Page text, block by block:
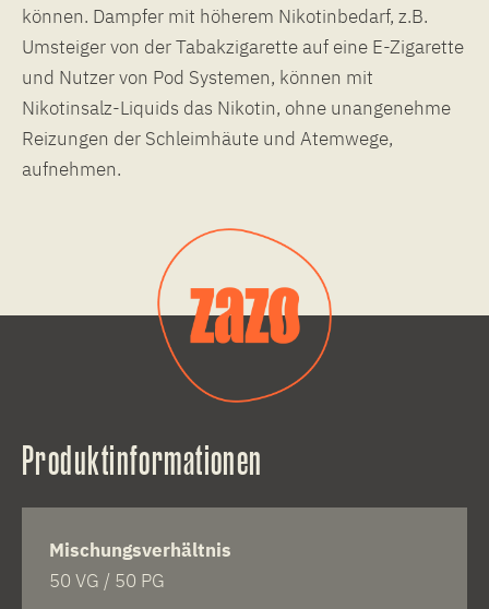
können. Dampfer mit höherem Nikotinbedarf, z.B.
Umsteiger von der Tabakzigarette auf eine E-Zigarette
und Nutzer von Pod Systemen, können mit
Nikotinsalz-Liquids das Nikotin, ohne unangenehme
Reizungen der Schleimhäute und Atemwege,
aufnehmen.
Produktinformationen
Mischungsverhältnis
50 VG / 50 PG